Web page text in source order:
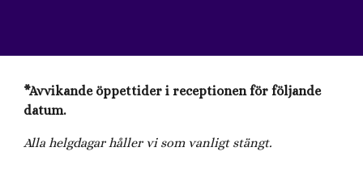
*Avvikande öppettider i receptionen för följande
datum.
Alla helgdagar håller vi som vanligt stängt.